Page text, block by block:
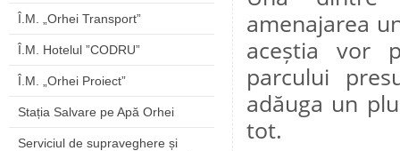
Î.M. „Orhei Transport”
Î.M. Hotelul ”CODRU”
Î.M. „Orhei Proiect”
Stația Salvare pe Apă Orhei
Serviciul de supraveghere și
amenajarea
aceștia vor
parcului
adăuga un
tot.